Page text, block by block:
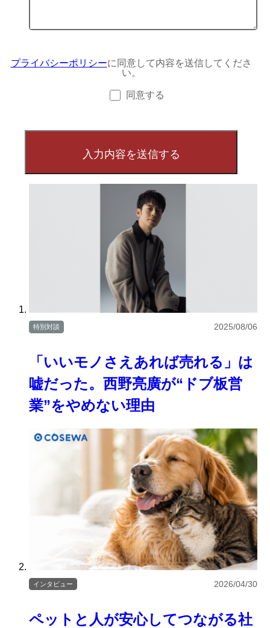
プライバシーポリシーに同意して内容を送信してくださ
い。
同意する
「いいモノさえあれば売れる」は
嘘だった。西野亮廣が“ドブ板営
業”をやめない理由
特別対談 2025/08/06
ペットと人が安心してつながる社
インタビュー 2026/04/30